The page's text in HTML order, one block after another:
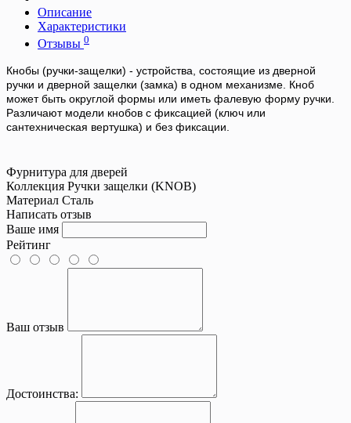
Описание
Характеристики
Отзывы 0
Кнобы (ручки-защелки) - устройства, состоящие из дверной
ручки и дверной защелки (замка) в одном механизме. Кноб
может быть округлой формы или иметь фалевую форму ручки.
Различают модели кнобов с фиксацией (ключ или
сантехническая вертушка) и без фиксации.
Фурнитура для дверей
Коллекция Ручки защелки (KNOB)
Материал Сталь
Написать отзыв
Ваше имя
Рейтинг
Ваш отзыв
Достоинства: